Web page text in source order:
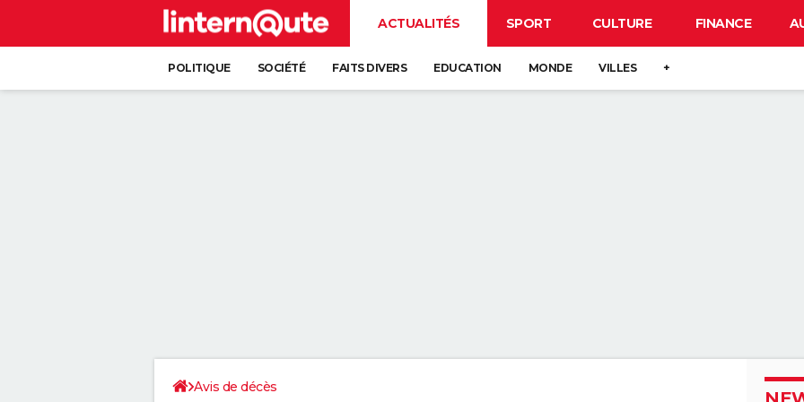
ACTUALITÉS SPORT CULTURE FINANCE
POLITIQUE SOCIÉTÉ FAITS DIVERS EDUCATION MONDE VILLES +
Avis de décès